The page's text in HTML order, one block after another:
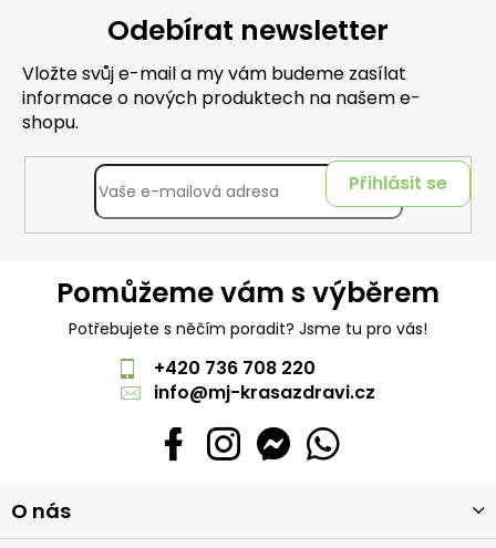
Odebírat newsletter
Vložte svůj e-mail a my vám budeme zasílat
informace o nových produktech na našem e-
shopu.
Přihlásit se
Pomůžeme vám s výběrem
Potřebujete s něčím poradit? Jsme tu pro vás!
+420 736 708 220
info@mj-krasazdravi.cz
áO nás